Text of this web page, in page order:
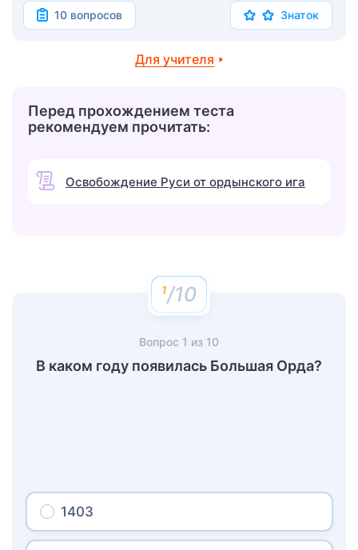
10 вопросов Знаток
Для учителя
Перед прохождением теста
рекомендуем прочитать:
Освобождение Руси от ордынского ига
/10
Вопрос 1 из 10
В каком году появилась Большая Орда?
1403